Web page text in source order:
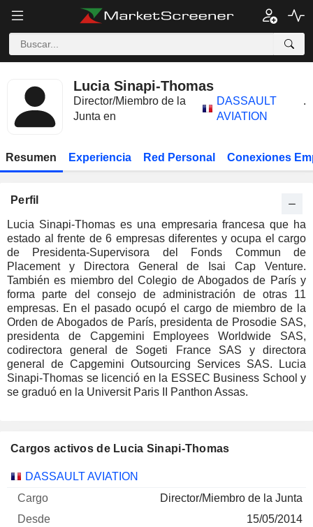
Lucia Sinapi-Thomas
Director/Miembro de la
Junta en
DASSAULT
AVIATION
.
Resumen Experiencia Red Personal Conexiones
Perfil
Lucia Sinapi-Thomas es una empresaria francesa que ha
estado al frente de 6 empresas diferentes y ocupa el cargo
de Presidenta-Supervisora del Fonds Commun de
Placement y Directora General de Isai Cap Venture.
También es miembro del Colegio de Abogados de París y
forma parte del consejo de administración de otras 11
empresas. En el pasado ocupó el cargo de miembro de la
Orden de Abogados de París, presidenta de Prosodie SAS,
presidenta de Capgemini Employees Worldwide SAS,
codirectora general de Sogeti France SAS y directora
general de Capgemini Outsourcing Services SAS. Lucia
Sinapi-Thomas se licenció en la ESSEC Business School y
se graduó en la Universit Paris II Panthon Assas.
Cargos activos de Lucia Sinapi-Thomas
Empresas Cargo Inicio
DASSAULT AVIATION
Director/Miembro de la Junta
15/05/2014